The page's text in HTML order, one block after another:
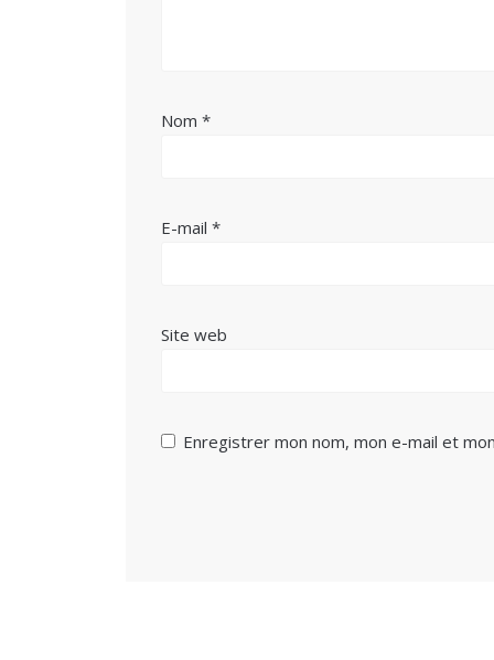
Nom*
E-mail*
Site web
Enregistrer mon nom, mon e-mail et